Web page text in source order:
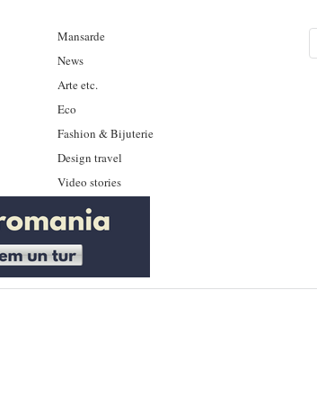
Mansarde
News
Arte etc.
Eco
Fashion & Bijuterie
Design travel
Video stories